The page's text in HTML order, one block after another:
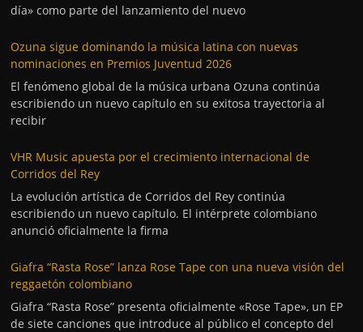
día» como parte del lanzamiento del nuevo
Ozuna sigue dominando la música latina con nuevas
nominaciones en Premios Juventud 2026
El fenómeno global de la música urbana Ozuna continúa
escribiendo un nuevo capítulo en su exitosa trayectoria al
recibir
VHR Music apuesta por el crecimiento internacional de
Corridos del Rey
La evolución artística de Corridos del Rey continúa
escribiendo un nuevo capítulo. El intérprete colombiano
anunció oficialmente la firma
Giafra “Rasta Rose” lanza Rose Tape con una nueva visión del
reggaetón colombiano
Giafra “Rasta Rose” presenta oficialmente «Rose Tape», un EP
de siete canciones que introduce al público el concepto del